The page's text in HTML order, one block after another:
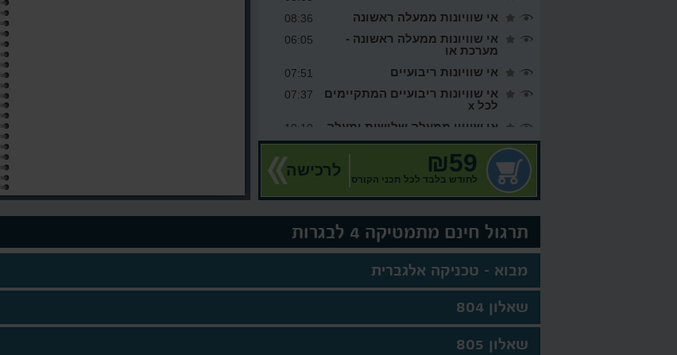
₪59
לחודש בלבד לכל תכני הקורס
לרכישה
אי שוויונות ממעלה ראשונה 08:36
אי שוויונות ממעלה ראשונה -
מערכת או
06:05
אי שוויונות ריבועיים 07:51
אי שוויונות ריבועיים המתקיימים
לכל x
07:37
אי שוויון ממעלה שלישית ומעלה 10:10
אי שוויון בשילוב שברים
תרגול חינם מתמטיקה 4 לבגרות
מבוא - טכניקה אלגברית
שאלון 804
שאלון 805